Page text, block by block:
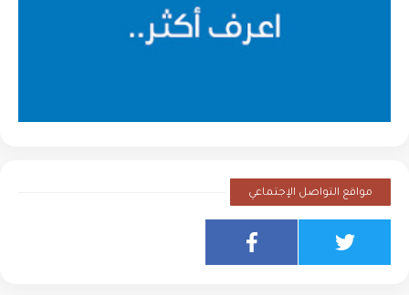
مواقع التواصل الإجتماعي